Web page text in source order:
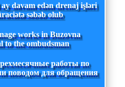
davam edən drenaj işləri
səbəb olub
works in Buzovna
to the ombudsman
работы по
поводом для обращения